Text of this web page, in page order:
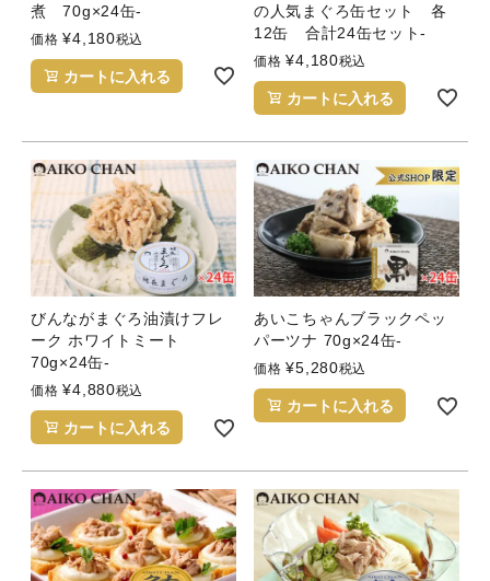
煮 70g×24缶-
価格 ¥4,180税込
カートに入れる
の人気まぐろ缶セット 各
12缶 合計24缶セット-
価格 ¥4,180税込
カートに入れる
びんながまぐろ油漬けフレ
ーク ホワイトミート
70g×24缶-
価格 ¥4,880税込
カートに入れる
あいこちゃんブラックペッ
パーツナ 70g×24缶-
価格 ¥5,280税込
カートに入れる